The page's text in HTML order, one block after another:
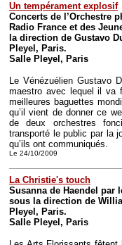
Un tempérament explosif
Concerts de l’Orchestre
Radio France et des
la direction de Gustavo
Pleyel, Paris.
Salle Pleyel, Paris
Le Vénézuélien Gustavo
maestro avec lequel il va
meilleures baguettes
qu’il vient de donner ce
de deux orchestres
transporté le public par la
qu’ils ont communiqués.
Le 24/10/2009
La Christie's touch
Susanna de Haendel par
sous la direction de
Pleyel, Paris.
Salle Pleyel, Paris